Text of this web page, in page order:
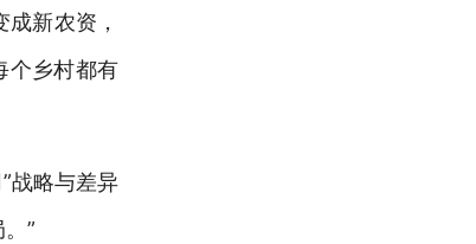
新农资，
个乡村都有
战略与差异
”